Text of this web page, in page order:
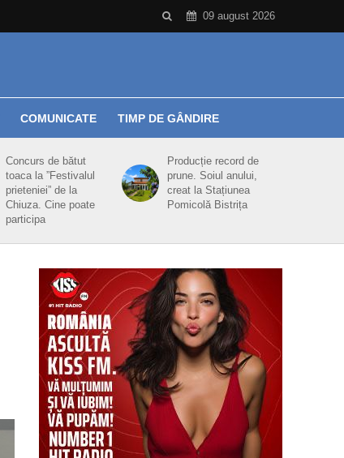
09 august 2026
COMUNICATE TIMP DE GÂNDIRE
Concurs de bătut
toaca la ”Festivalul
prieteniei” de la
Chiuza. Cine poate
participa
Producție record de
prune. Soiul anului,
creat la Stațiunea
Pomicolă Bistrița